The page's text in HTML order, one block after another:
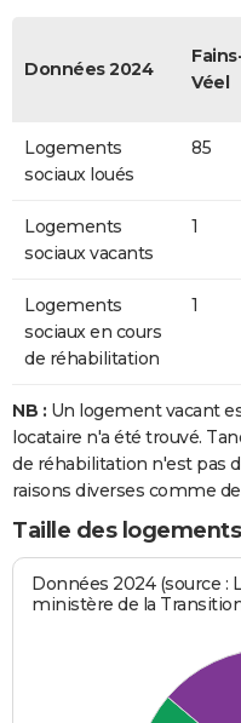
Données 2024
Véel
Logements
sociaux loués
85
Logements
sociaux vacants
1
Logements
sociaux en cours
de réhabilitation
1
NB : Un logement vacant
locataire n'a été trouvé.
de réhabilitation n'est pas
raisons diverses comme
Taille des
Données 2024 (source :
ministère de la